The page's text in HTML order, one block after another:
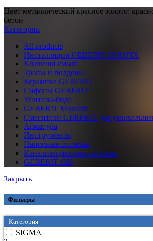
Цвет металлический красное золото:
бетон
Категории
All products
Инсталляции GEBERIT DUOFIX
Клавиши смыва
Трапы и поддоны
Керамика GEBERIT
Сифоны GEBERIT
Унитазы-биде
GEBERIT Monolith
Смесители GEBERIT для
Арматура
Инструменты
Напорные системы
Канализационные системы
GEBERIT GIS
Закрыть
Фильтры
Категория
SIGMA